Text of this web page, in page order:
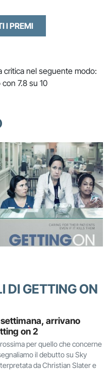
I PREMI
critica nel seguente modo:
7.8 su 10
DI GETTING ON
arrivano
on 2
per quello che concerne
il debutto su Sky
da Christian Slater e